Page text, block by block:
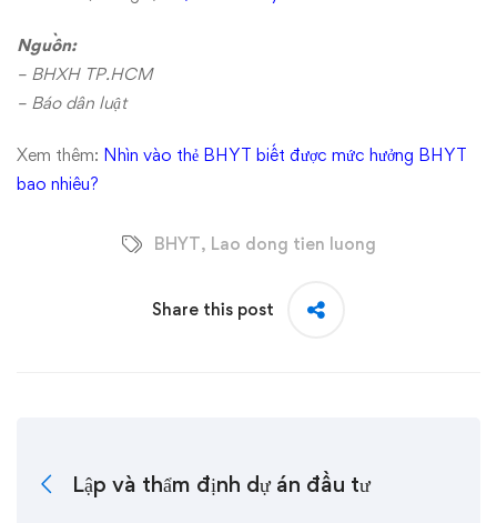
Nguồn:
– BHXH TP.HCM
– Báo dân luật
Xem thêm: Nhìn vào thẻ BHYT biết được mức hưởng BHYT
bao nhiêu?
BHYT, Lao dong tien luong
Share this post
Lập và thẩm định dự án đầu tư